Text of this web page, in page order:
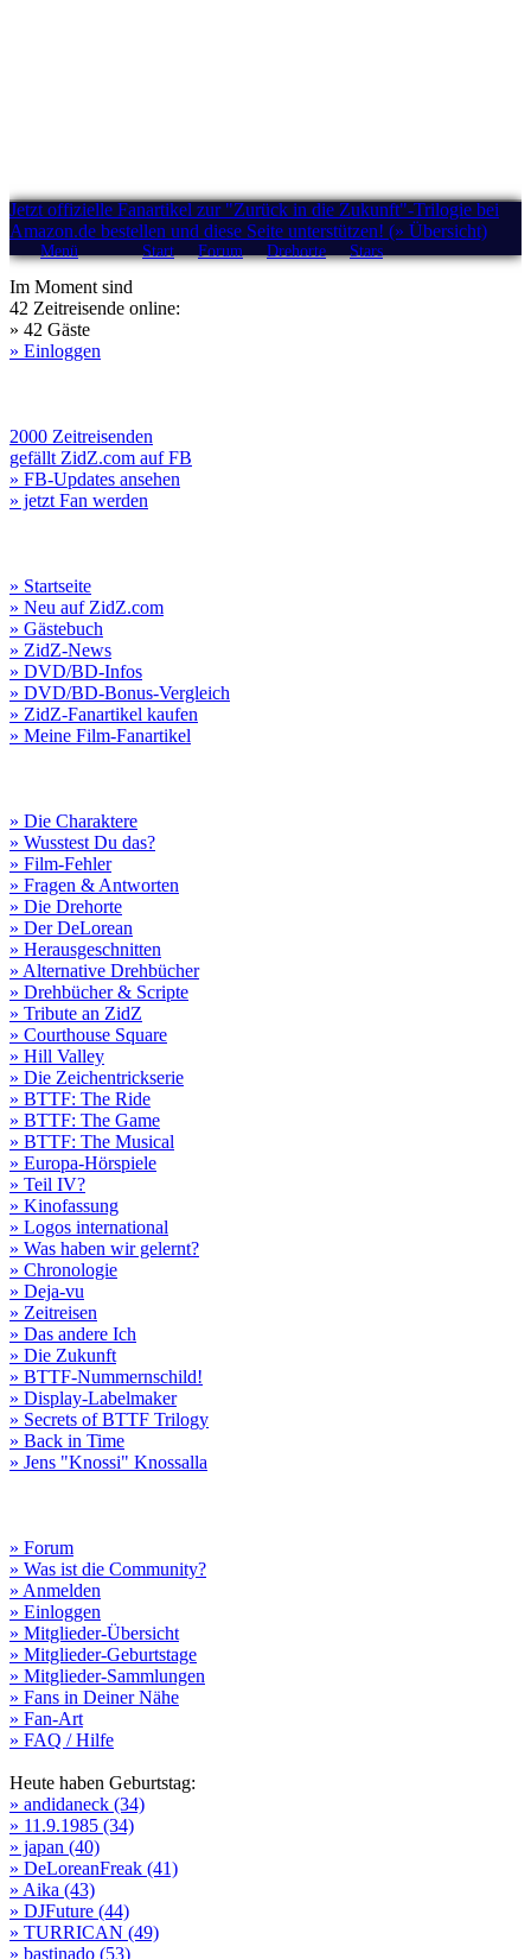
Jetzt offizielle Fanartikel zur "Zurück in die Zukunft"-Trilogie bei
Amazon.de bestellen und diese Seite unterstützen! (» Übersicht)
Menü Start Forum Drehorte Stars
Im Moment sind
42 Zeitreisende online:
» 42 Gäste
» Einloggen
2000 Zeitreisenden
gefällt ZidZ.com auf FB
» FB-Updates ansehen
» jetzt Fan werden
» Startseite
» Neu auf ZidZ.com
» Gästebuch
» ZidZ-News
» DVD/BD-Infos
» DVD/BD-Bonus-Vergleich
» ZidZ-Fanartikel kaufen
» Meine Film-Fanartikel
» Die Charaktere
» Wusstest Du das?
» Film-Fehler
» Fragen & Antworten
» Die Drehorte
» Der DeLorean
» Herausgeschnitten
» Alternative Drehbücher
» Drehbücher & Scripte
» Tribute an ZidZ
» Courthouse Square
» Hill Valley
» Die Zeichentrickserie
» BTTF: The Ride
» BTTF: The Game
» BTTF: The Musical
» Europa-Hörspiele
» Teil IV?
» Kinofassung
» Logos international
» Was haben wir gelernt?
» Chronologie
» Deja-vu
» Zeitreisen
» Das andere Ich
» Die Zukunft
» BTTF-Nummernschild!
» Display-Labelmaker
» Secrets of BTTF Trilogy
» Back in Time
» Jens "Knossi" Knossalla
» Forum
» Was ist die Community?
» Anmelden
» Einloggen
» Mitglieder-Übersicht
» Mitglieder-Geburtstage
» Mitglieder-Sammlungen
» Fans in Deiner Nähe
» Fan-Art
» FAQ / Hilfe
Heute haben Geburtstag:
» andidaneck (34)
» 11.9.1985 (34)
» japan (40)
» DeLoreanFreak (41)
» Aika (43)
» DJFuture (44)
» TURRICAN (49)
» bastinado (53)